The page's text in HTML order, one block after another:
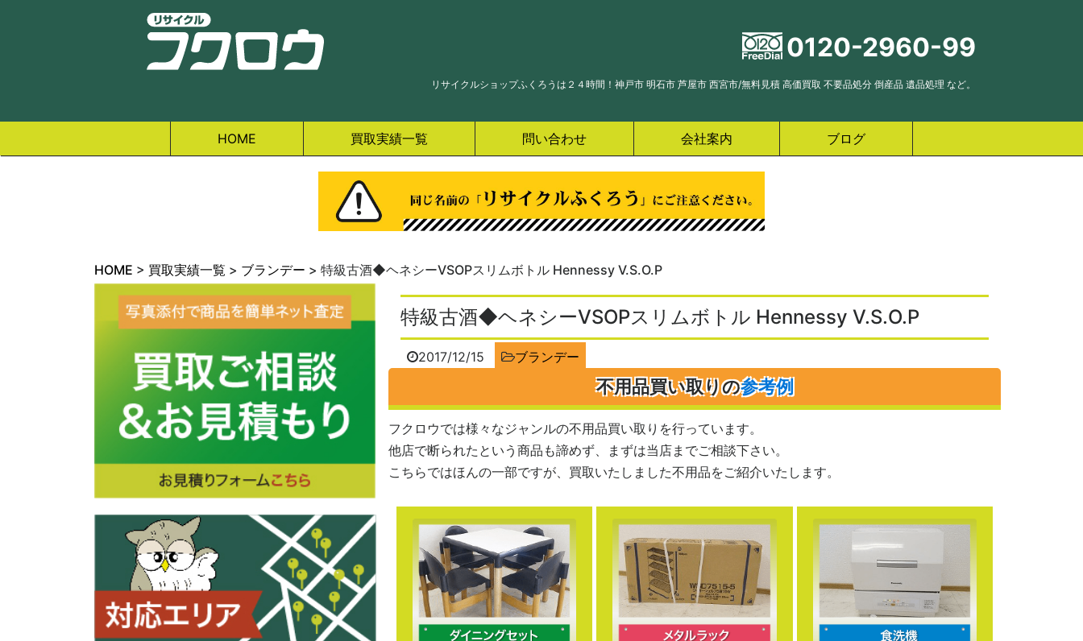
0120-2960-99
リサイクルショップふくろうは２４時間！神戸市 明石市 芦屋市 西宮市/無料見積 高価買取 不要品処分 倒産品 遺品処理 など。
HOME 買取実績一覧 問い合わせ 会社案内 ブログ
HOME > 買取実績一覧 > ブランデー > 特級古酒◆ヘネシーVSOPスリムボトル Hennessy V.S.O.P
特級古酒◆ヘネシーVSOPスリムボトル Hennessy V.S.O.P
2017/12/15 ブランデー
不用品買い取りの参考例
フクロウでは様々なジャンルの不用品買い取りを行っています。
他店で断られたという商品も諦めず、まずは当店までご相談下さい。
こちらではほんの一部ですが、買取いたしました不用品をご紹介いたします。